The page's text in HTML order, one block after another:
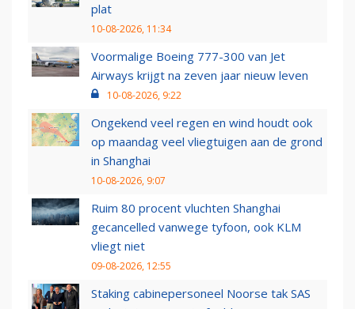
plat
10-08-2026, 11:34
Voormalige Boeing 777-300 van Jet
Airways krijgt na zeven jaar nieuw leven
10-08-2026, 9:22
Ongekend veel regen en wind houdt ook
op maandag veel vliegtuigen aan de grond
in Shanghai
10-08-2026, 9:07
Ruim 80 procent vluchten Shanghai
gecancelled vanwege tyfoon, ook KLM
vliegt niet
09-08-2026, 12:55
Staking cabinepersoneel Noorse tak SAS